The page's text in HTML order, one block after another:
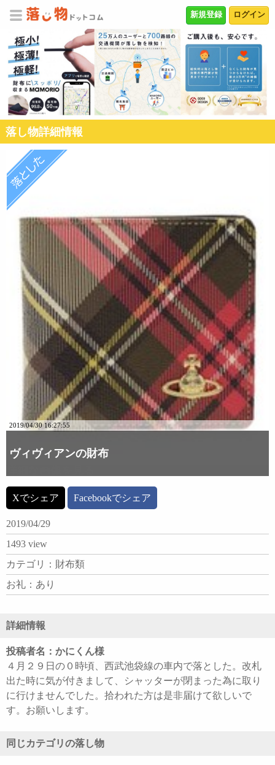
ログイン
新規登録
落し物詳細情報
2019/04/30 16:27:55
ヴィヴィアンの財布
Xでシェア Facebookでシェア
2019/04/29
1493 view
カテゴリ：財布類
お礼：あり
詳細情報
投稿者名：かにくん様
４月２９日の０時頃、西武池袋線の車内で落とした。改札
出た時に気が付きまして、シャッターが閉まった為に取り
に行けませんでした。拾われた方は是非届けて欲しいで
す。お願いします。
同じカテゴリの落し物